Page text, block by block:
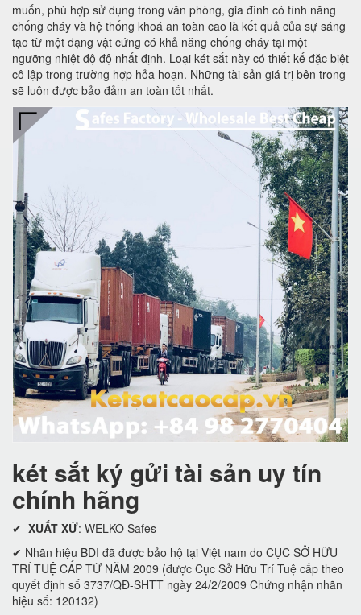
muốn, phù hợp sử dụng trong văn phòng, gia đình có tính năng
chống cháy và hệ thống khoá an toàn cao là kết quả của sự sáng
tạo từ một dạng vật cứng có khả năng chống cháy tại một
ngưỡng nhiệt độ độ nhất định. Loại két sắt này có thiết kế đặc biệt
cô lập trong trường hợp hỏa hoạn. Những tài sản giá trị bên trong
sẽ luôn được bảo đảm an toàn tốt nhất.
két sắt ký gửi tài sản uy tín
chính hãng
✔ XUẤT XỨ: WELKO Safes
✔ Nhãn hiệu BDI đã được bảo hộ tại Việt nam do CỤC SỞ HỮU
TRÍ TUỆ CẤP TỪ NĂM 2009 (được Cục Sở Hữu Trí Tuệ cấp theo
quyết định số 3737/QĐ-SHTT ngày 24/2/2009 Chứng nhận nhãn
hiệu số: 120132)